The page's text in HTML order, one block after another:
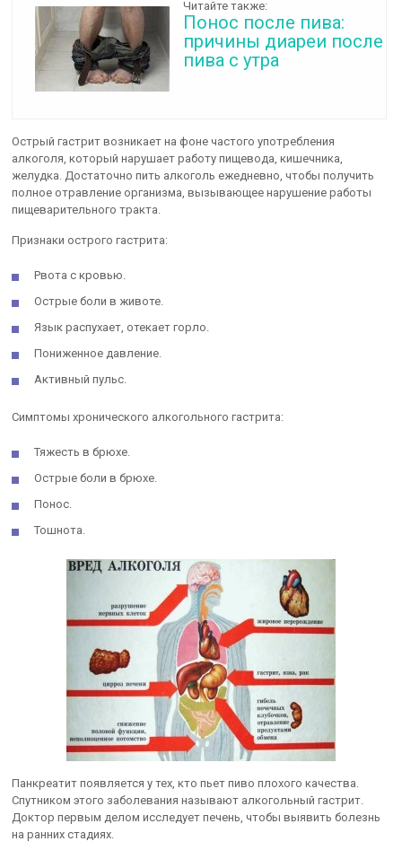
Читайте также:
Понос после пива:
причины диареи после
пива с утра
Острый гастрит возникает на фоне частого употребления
алкоголя, который нарушает работу пищевода, кишечника,
желудка. Достаточно пить алкоголь ежедневно, чтобы получить
полное отравление организма, вызывающее нарушение работы
пищеварительного тракта.
Признаки острого гастрита:
Рвота с кровью.
Острые боли в животе.
Язык распухает, отекает горло.
Пониженное давление.
Активный пульс.
Симптомы хронического алкогольного гастрита:
Тяжесть в брюхе.
Острые боли в брюхе.
Понос.
Тошнота.
Панкреатит появляется у тех, кто пьет пиво плохого качества.
Спутником этого заболевания называют алкогольный гастрит.
Доктор первым делом исследует печень, чтобы выявить болезнь
на ранних стадиях.